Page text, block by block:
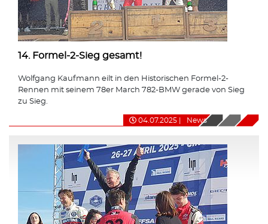
14. Formel-2-Sieg gesamt!
Wolfgang Kaufmann eilt in den Historischen Formel-2-
Rennen mit seinem 78er March 782-BMW gerade von Sieg
zu Sieg.
04.07.2025 News